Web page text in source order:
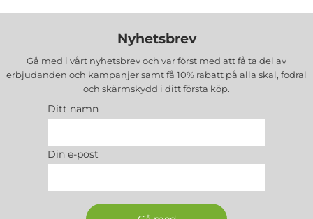
Nyhetsbrev
Gå med i vårt nyhetsbrev och var först med att få ta del av
erbjudanden och kampanjer samt få 10% rabatt på alla skal, fodral
och skärmskydd i ditt första köp.
Ditt namn
Din e-post